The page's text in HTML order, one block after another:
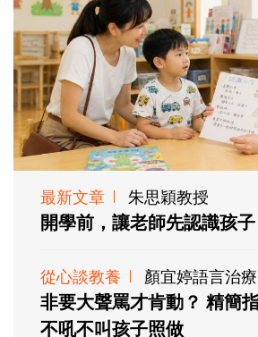
最新文章 朱思穎教授
開學前，讓老師先認識孩子
從心談教養 顏宜婷語言治
非要大聲罵才肯動？ 精簡
不吼不叫孩子照做